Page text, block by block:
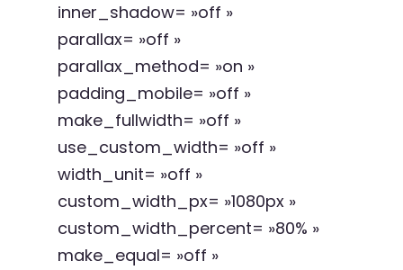
inner_shadow= »off »
parallax= »off »
parallax_method= »on »
padding_mobile= »off »
make_fullwidth= »off »
use_custom_width= »off »
width_unit= »off »
custom_width_px= »1080px »
custom_width_percent= »80% »
make_equal= »off »